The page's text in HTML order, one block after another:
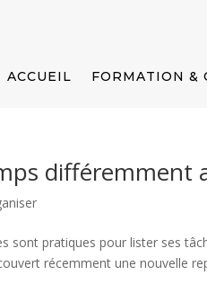
ACCUEIL FORMATION &
différemment
sont pratiques pour lister ses
récemment une nouvelle